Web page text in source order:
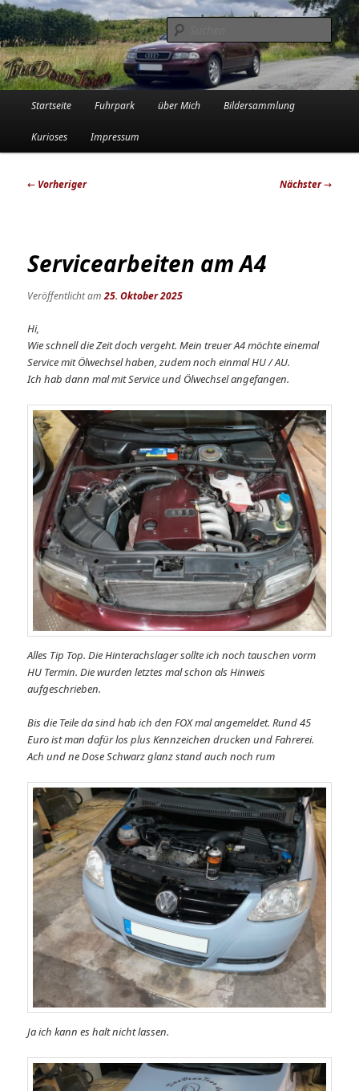
Zum
primären
Inhalt
springenTinadowntown
Die Audi-Schrauberin und ihre Erlebnisse in der Garage
Startseite Fuhrpark über Mich Bildersammlung
Kurioses Impressum
Beitragsnavigation
← Vorheriger Nächster→
Servicearbeiten am A4
Veröffentlicht am25. Oktober 2025
Hi,
Wie schnell die Zeit doch vergeht. Mein treuer A4 möchte einemal
Service mit Ölwechsel haben, zudem noch einmal HU / AU.
Ich hab dann mal mit Service und Ölwechsel angefangen.
Alles Tip Top. Die Hinterachslager sollte ich noch tauschen vorm
HU Termin. Die wurden letztes mal schon als Hinweis
aufgeschrieben.
Bis die Teile da sind hab ich den FOX mal angemeldet. Rund 45
Euro ist man dafür los plus Kennzeichen drucken und Fahrerei.
Ach und ne Dose Schwarz glanz stand auch noch rum
Ja ich kann es halt nicht lassen.